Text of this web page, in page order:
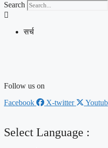
Search
सर्च
Follow us on
Facebook
X-twitter
Select Language :